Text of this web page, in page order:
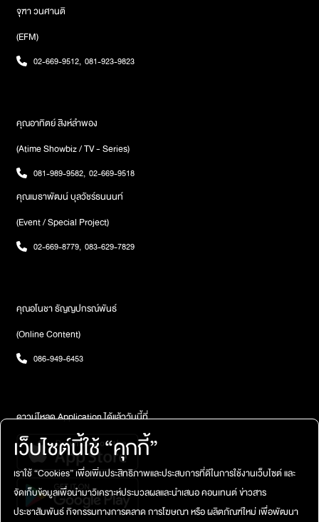
จุฑา วนศานติ
(EFM)
02-669-9512, 081-923-9823
คุณอาทิตย์ สิงห์ลำพอง
(Atime Showbiz / TV - Series)
081-989-9582, 02-669-9518
คุณเมธาพัฒน์ บุลวัชร์ธนนนท์
(Event / Special Project)
02-669-8779, 083-629-7829
คุณอโนชา ธัญญปกรณ์พันธ์
(Online Content)
086-949-6453
ดาวน์โหลด Application ได้แล้ววันนี้ที่
เว็บไซต์นี้ใช้ “คุกกี้”
เราใช้ “Cookies” เพื่อเพิ่มประสิทธิภาพและประสบการที่ดีในการใช้งานเว็บไซต์ และ
จัดเก็บข้อมูลเพื่อนำมาวิเคราะห์ประมวลผลและนำเสนอ คอนเทนต์ ข่าวสาร
ประชาสัมพันธ์ กิจกรรมทางการตลาด การโฆษณา หรือ ผลิตภัณฑ์ใหม่ เพื่อพัฒนา